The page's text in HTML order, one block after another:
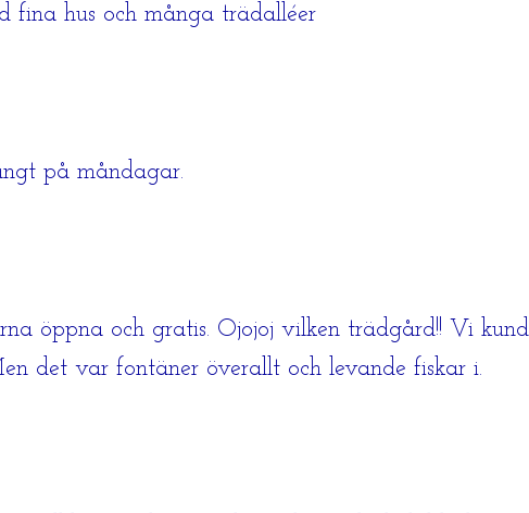
fina hus och många trädalléer
på måndagar.
öppna och gratis. Ojojoj vilken trädgård!! Vi
det var fontäner överallt och levande fiskar i.